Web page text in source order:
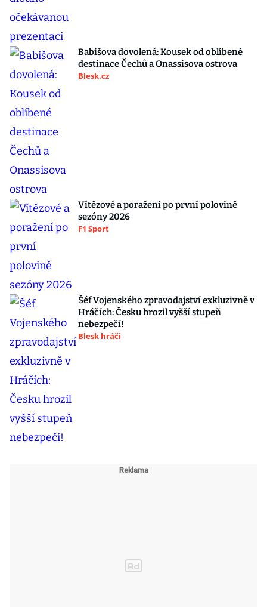
Babišova dovolená: Kousek od oblíbené
destinace Čechů a Onassisova ostrova
Blesk.cz
Vítězové a poražení po první polovině
sezóny 2026
F1 Sport
Šéf Vojenského zpravodajství exkluzivně v
Hráčích: Česku hrozil vyšší stupeň
nebezpečí!
Blesk hráči